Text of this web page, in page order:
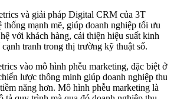
và giải pháp Digital CRM của 3T
thống mạnh mẽ, giúp doanh nghiệp tối ưu
với khách hàng, cải thiện hiệu suất kinh
tranh trong thị trường kỹ thuật số.
vào mô hình phễu marketing, đặc biệt ở
lược thông minh giúp doanh nghiệp thu
năng hơn. Mô hình phễu marketing là